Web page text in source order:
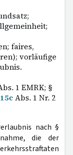
faires,
vorläufige
1 EMRK; §
Abs. 1 Nr. 2
nach §
die der